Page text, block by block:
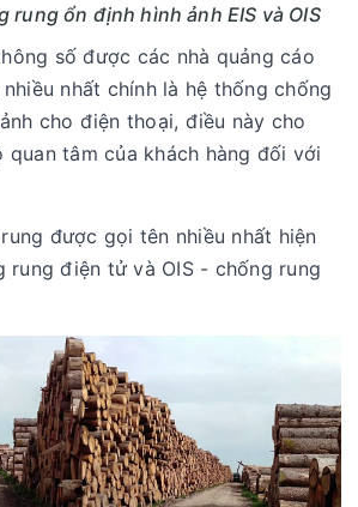
rung ổn định hình ảnh EIS và OIS
số được các nhà quảng cáo
nhất chính là hệ thống chống
cho điện thoại, điều này cho
tâm của khách hàng đối với
được gọi tên nhiều nhất hiện
rung điện tử và OIS - chống rung